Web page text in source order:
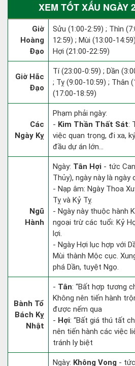
XEM TỐT XẤU NGÀY
Giờ
Hoàng
Đạo
Sửu (1:00-2:59) ; Thìn
12:59) ; Mùi (13:00-
Hợi (21:00-22:59)
Giờ Hắc
Đạo
Tí (23:00-0:59) ; Dần
; Tỵ (9:00-10:59) ; Thân
(17:00-18:59)
Các
Ngày Kỵ
Phạm phải ngày:
- Kim Thần Thất Sát:
việc quan trọng, đi xa,
đầu dự án lớn...
Ngũ
Hành
Ngày: Tân Hợi - tức
Thủy), ngày này là ngày
- Nạp âm: Ngày Thoa
Tỵ và Kỷ Tỵ.
- Ngày này thuộc hành
ngoại trừ các tuổi: Kỷ
lợi.
- Ngày Hợi lục hợp với
Mùi thành Mộc cục.
phá Dần, tuyệt Ngọ.
Bành Tổ
Bách Kỵ
Nhật
- Tân: “Bất hợp tương
Không nên tiến hành
được nếm qua
- Hợi: “Bất giá thú tất
nên tiến hành các việc
tránh ly biệt
Ngày: Không Vong -